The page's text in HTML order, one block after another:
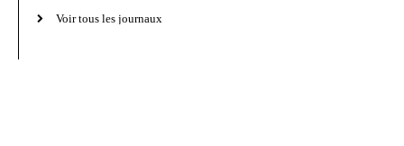
Voir tous les journaux